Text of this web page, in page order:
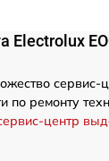
сервис-
по ремонту
центр